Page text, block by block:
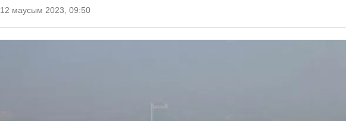
12 маусым 2023, 09:50